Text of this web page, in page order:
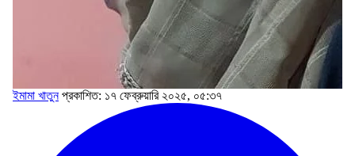
ইমামা খাতুন প্রকাশিত: ১৭ ফেব্রুয়ারি ২০২৫, ০৫:৩৭